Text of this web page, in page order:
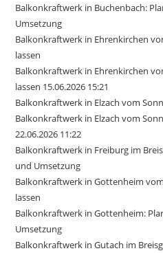
Balkonkraftwerk in Buchenbach:
Umsetzung
Balkonkraftwerk in Ehrenkirchen
lassen
Balkonkraftwerk in Ehrenkirchen
lassen 15.06.2026 15:21
Balkonkraftwerk in Elzach vom
Balkonkraftwerk in Elzach vom
22.06.2026 11:22
Balkonkraftwerk in Freiburg im
und Umsetzung
Balkonkraftwerk in Gottenheim
lassen
Balkonkraftwerk in Gottenheim:
Umsetzung
Balkonkraftwerk in Gutach im